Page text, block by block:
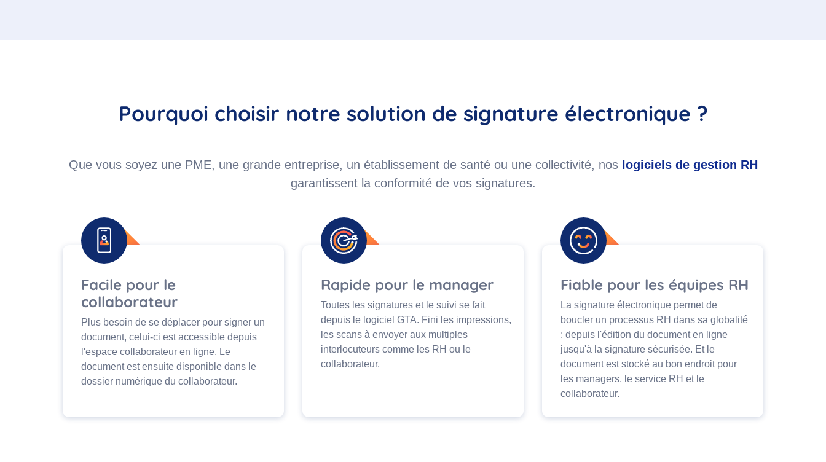
Pourquoi choisir notre solution de signature électronique ?
Que vous soyez une PME, une grande entreprise, un établissement de santé ou une collectivité, nos logiciels de gestion RH
garantissent la conformité de vos signatures.
Facile pour le
collaborateur
Plus besoin de se déplacer pour signer un
document, celui-ci est accessible depuis
l'espace collaborateur en ligne. Le
document est ensuite disponible dans le
dossier numérique du collaborateur.
Rapide pour le manager
Toutes les signatures et le suivi se fait
depuis le logiciel GTA. Fini les impressions,
les scans à envoyer aux multiples
interlocuteurs comme les RH ou le
collaborateur.
Fiable pour les équipes RH
La signature électronique permet de
boucler un processus RH dans sa globalité
: depuis l'édition du document en ligne
jusqu'à la signature sécurisée. Et le
document est stocké au bon endroit pour
les managers, le service RH et le
collaborateur.